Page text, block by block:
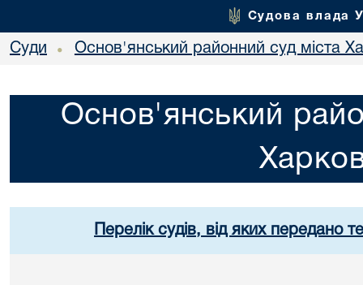
Судова влада
Суди • Основ'янський районний суд міста
Основ'янський
Перелік судів, від яких передано